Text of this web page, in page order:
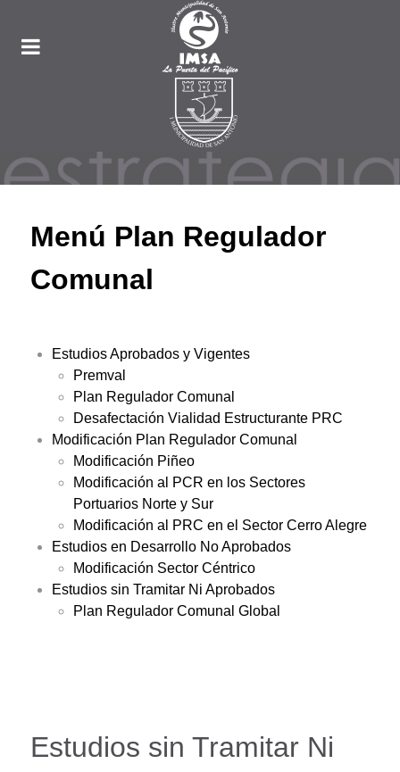
Menú Plan Regulador
Comunal
Estudios Aprobados y Vigentes
Premval
Plan Regulador Comunal
Desafectación Vialidad Estructurante PRC
Modificación Plan Regulador Comunal
Modificación Piñeo
Modificación al PCR en los Sectores
Portuarios Norte y Sur
Modificación al PRC en el Sector Cerro Alegre
Estudios en Desarrollo No Aprobados
Modificación Sector Céntrico
Estudios sin Tramitar Ni Aprobados
Plan Regulador Comunal Global
Estudios sin Tramitar Ni